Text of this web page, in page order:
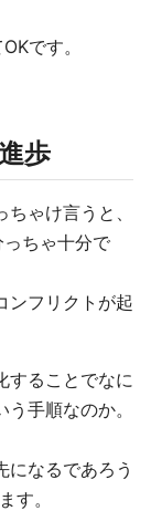
です。
歩
ゃけ言うと、
ちゃ十分で
ンフリクトが起
することでなに
手順なのか。
になるであろう
す。